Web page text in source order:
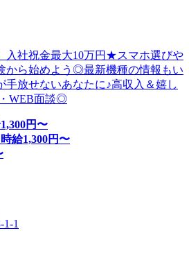
入社祝金最大10万円★スマホ選びや
から始めよう◎最新機種の情報もい
放せないあなたに♪高収入＆嬉し
WEB面談◎
1,300円〜
時給1,300円〜
1